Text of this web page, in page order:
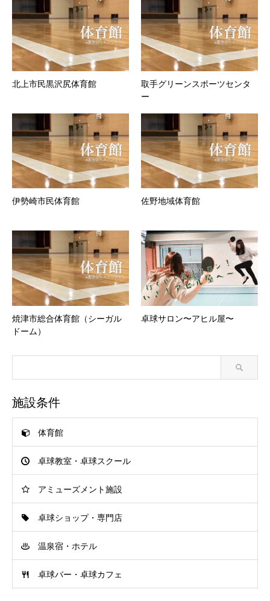
北上市民黒沢尻体育館
取手グリーンスポーツセンタ
ー
伊勢崎市民体育館 佐野地域体育館
焼津市総合体育館（シーガル
ドーム）
卓球サロン〜アヒル屋〜
施設条件
体育館
卓球教室・卓球スクール
アミューズメント施設
卓球ショップ・専門店
温泉宿・ホテル
卓球バー・卓球カフェ